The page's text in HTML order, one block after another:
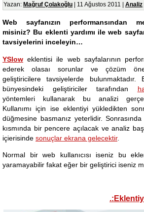
Yazan: Mağruf Çolakoğlu 11 Ağustos 2011 Analiz
Web sayfanızın performansından
misiniz? Bu eklenti yardımı ile web
tavsiyelerini inceleyin…
YSlow eklentisi ile web sayfalarının
ederek olasaı sorunlar ve çözüm
geliştiricilere tavsiyelerde bulunmaktadır.
bünyesindeki geliştiriciler tarafından
yöntemleri kullanarak bu analizi
Kullanımı için ise eklentiyi yükledikten
düğmesine basmanız yeterlidir. Sonrasında
kısmında bir pencere açılacak ve analiz
içierisinde sonuçlar ekrana gelecektir.
Normal bir web kullanıcısı iseniz bu
yaramayabilir fakat eğer bir geliştirici iseniz